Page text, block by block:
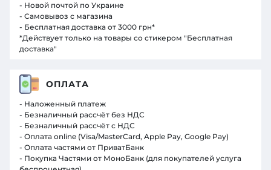
- Новой почтой по Украине
- Самовывоз с магазина
- Бесплатная доставка от 3000 грн*
*Действует только на товары со стикером "Бесплатная
доставка"
ОПЛАТА
- Наложенный платеж
- Безналичный рассчёт без НДС
- Безналичный рассчёт с НДС
- Оплата online (Visa/MasterCard, Apple Pay, Google Pay)
- Оплата частями от ПриватБанк
- Покупка Частями от МоноБанк (для покупателей услуга